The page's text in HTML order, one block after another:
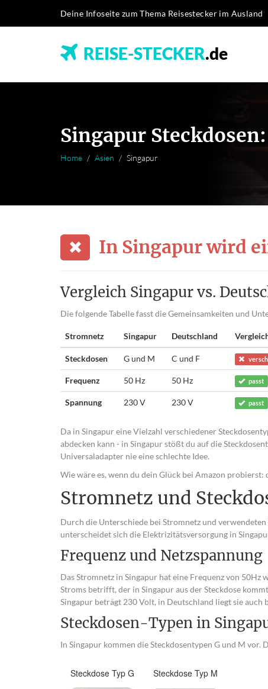
Deine Infoseite zum Thema Reisestecker im Ausland
REISE-STECKER.de
Singapur
Home Asien Singapur
In Singapur wird
Vergleich Singapur vs.
Die folgende Tabelle fasst die Gemeinsamkeiten und
Stromnetz Singapur Deutschland
Steckdosen G und M C und F
Frequenz 50 Hz 50 Hz passt
Spannung 230 V 230 V passt
Da in Singapur eine Vielzahl verschiedener
abdecken kann - in Singapur stößt du auf die
Universaladapter nie eine schlechte Idee.
Wie wäre es, wenn du dein Glück bei Amazon probierst:
Stromnetz und
Durch die Unterschiede bei Stromnetz und
unterscheidet sich die Elektrizitätsversorgung in
Frequenz und Netzspannung
Das Stromnetz in Singapur hat eine Frequenz von 50Hz
Stroms betrifft, der in Singapur aus der Steckdose
Singapur beträgt 230 Volt, in Deutschland liegt sie auch
Steckdosen-Typen in
In Singapur kommen die Steckdosentypen G und M vor.
Steckdose Typ G Steckdose Typ M